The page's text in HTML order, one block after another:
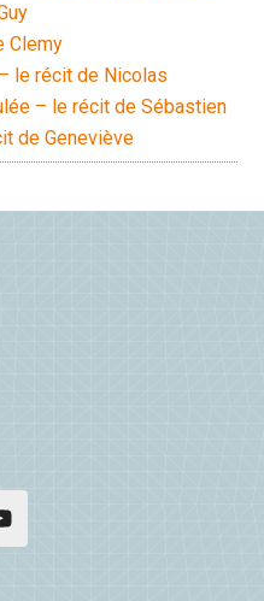
Clemy
le récit de Nicolas
– le récit de Sébastien
de Geneviève